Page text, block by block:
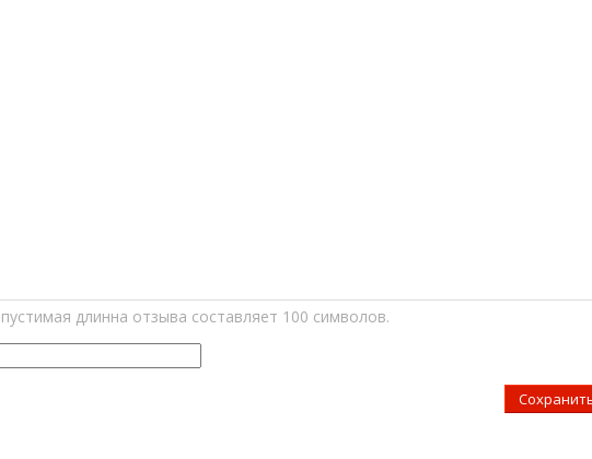
длинна отзыва составляет 100 символов.